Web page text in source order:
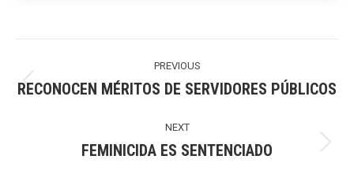
navigation
PREVIOUS
Previous
RECONOCEN MÉRITOS DE SERVIDORES PÚBLICOS
NEXT
Next
FEMINICIDA ES SENTENCIADO